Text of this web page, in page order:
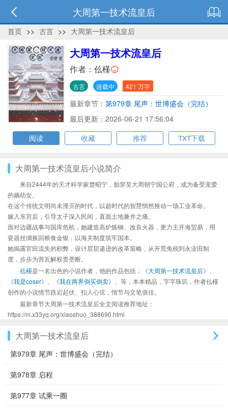
大周第一技术流皇后
首页 >> 古言 >> 大周第一技术流皇后
大周第一技术流皇后
作者： 仫槿
古言 连载中 421 万字
最新章节： 第979章 尾声：世博盛会（完结）
最后更新：2026-06-21 17:56:04
阅读
收藏 推荐 TXT下载
大周第一技术流皇后小说简介
来自2444年的天才科学家楚昭宁，胎穿至大周朝宁国公府，成为备受宠爱
的嫡幼女。
在这个传统文明尚未湮灭的时代，以超时代的智慧悄然推动一场工业革命。
嫁入东宫后，引导太子深入民间，直面土地兼并之痛。
面对边疆战事与国库危机，她建造高炉炼钢、改良火器，更力主开海贸易，用
瓷器丝绸换回粮食金银，以海关制度筑牢国本。
她揭露官田流失的积弊，设计层层递进的改革策略，从开荒免税到永业田制
度，步步为营瓦解权贵垄断。
仫槿是一名出色的小说作者，他的作品包括：《大周第一技术流皇后》、
《我是coser》、《我在两界倒买倒卖》、等，本本精品，字字珠玑，作者仫槿
创作的小说情节跌宕起伏、扣人心弦，情节与文笔俱佳。
最新章节大周第一技术流皇后全文阅读推荐地址：
https://m.x33yq.org/xiaoshuo_388690.html
大周第一技术流皇后
第979章 尾声：世博盛会（完结）
第978章 启程
第977章 试乘一圈